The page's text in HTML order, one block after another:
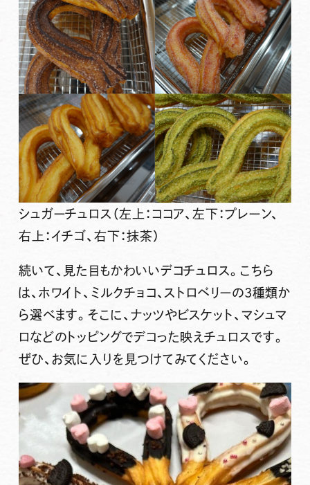
シュガーチュロス（左上：ココア、左下：プレーン、
右上：イチゴ、右下：抹茶）
続いて、見た目もかわいいデコチュロス。こちら
は、ホワイト、ミルクチョコ、ストロベリーの3種類か
ら選べます。そこに、ナッツやビスケット、マシュマ
ロなどのトッピングでデコった映えチュロスです。
ぜひ、お気に入りを見つけてみてください。